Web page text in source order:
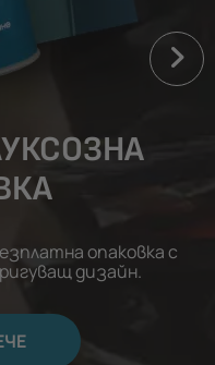
опаковка с
дизайн.